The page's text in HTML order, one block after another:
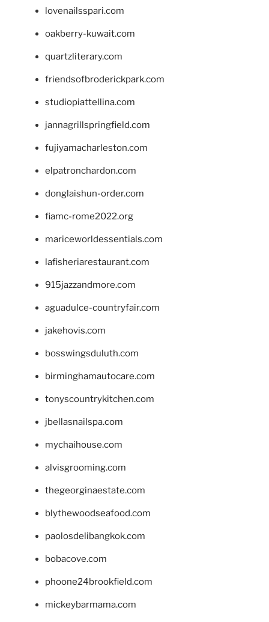
lovenailsspari.com
oakberry-kuwait.com
quartzliterary.com
friendsofbroderickpark.com
studiopiattellina.com
jannagrillspringfield.com
fujiyamacharleston.com
elpatronchardon.com
donglaishun-order.com
fiamc-rome2022.org
mariceworldessentials.com
lafisheriarestaurant.com
915jazzandmore.com
aguadulce-countryfair.com
jakehovis.com
bosswingsduluth.com
birminghamautocare.com
tonyscountrykitchen.com
jbellasnailspa.com
mychaihouse.com
alvisgrooming.com
thegeorginaestate.com
blythewoodseafood.com
paolosdelibangkok.com
bobacove.com
phoone24brookfield.com
mickeybarmama.com